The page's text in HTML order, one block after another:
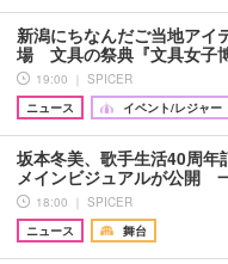
新潟にちなんだご当地アイ
場 文具の祭典『文具女子
19:00 ｜ SPICER
ニュース
イベント/レジャー
坂本冬美、歌手生活40周年
メインビジュアルが公開
18:00 ｜ SPICER
ニュース
舞台